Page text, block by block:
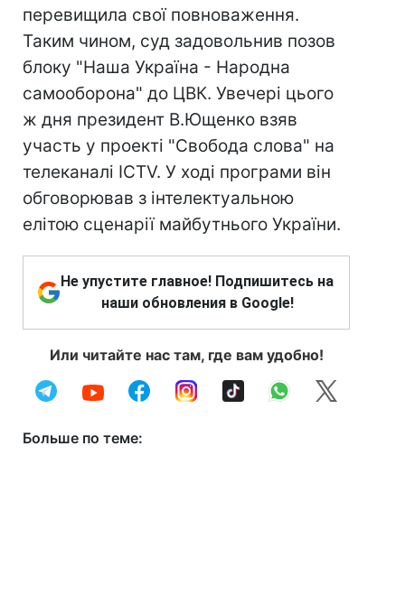
перевищила свої повноваження.
Таким чином, суд задовольнив позов
блоку "Наша Україна - Народна
самооборона" до ЦВК. Увечері цього
ж дня президент В.Ющенко взяв
участь у проекті "Свобода слова" на
телеканалі ICTV. У ході програми він
обговорював з інтелектуальною
елітою сценарії майбутнього України.
Не упустите главное! Подпишитесь на
наши обновления в Google!
Или читайте нас там, где вам удобно!
Больше по теме: